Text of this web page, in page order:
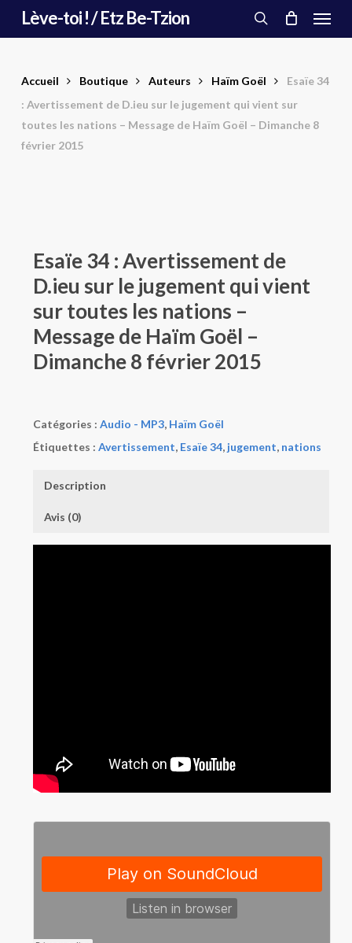
Lève-toi ! / Etz Be-Tzion
search
Menu
Accueil Boutique Auteurs Haïm Goël
Esaïe 34
: Avertissement de D.ieu sur le jugement qui vient sur
toutes les nations – Message de Haïm Goël – Dimanche 8
février 2015
Esaïe 34 : Avertissement de
D.ieu sur le jugement qui vient
sur toutes les nations –
Message de Haïm Goël –
Dimanche 8 février 2015
Catégories : Audio - MP3, Haïm Goël
Étiquettes : Avertissement, Esaïe 34, jugement, nations
Description
Avis (0)